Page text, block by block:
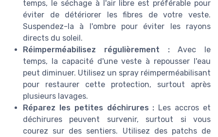
temps, le séchage à l'air libre est préférable pour
éviter de détériorer les fibres de votre veste.
Suspendez-la à l'ombre pour éviter les rayons
directs du soleil.
Réimperméabilisez régulièrement :Avec le
temps, la capacité d'une veste à repousser l'eau
peut diminuer. Utilisez un spray réimperméabilisant
pour restaurer cette protection, surtout après
plusieurs lavages.
Réparez les petites déchirures : Les accros et
déchirures peuvent survenir, surtout si vous
courez sur des sentiers. Utilisez des patchs de